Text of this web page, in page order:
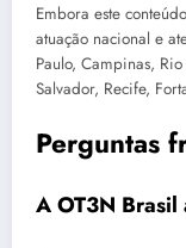
Embora este
atuação nacional e
Paulo, Campinas,
Salvador, Recife,
Perguntas
A OT3N